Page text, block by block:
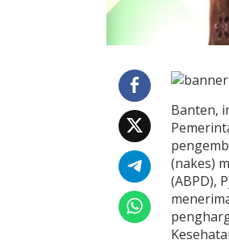
Banten,
(nakes)
(ABPD),